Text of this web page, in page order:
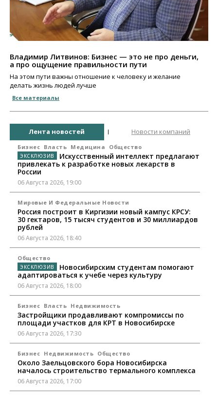
Владимир Литвинов: Бизнес — это не про деньги,
а про ощущение правильности пути
На этом пути важны отношение к человеку и желание
делать жизнь людей лучше
Все материалы
Лента новостей Новости компаний
Бизнес Власть Медицина Общество
Искусственный интеллект предлагают
привлекать к разработке новых лекарств в
России
06 Августа 2026, 19:00
Мировые И Федеральные Новости
Россия построит в Киргизии новый кампус КРСУ:
30 гектаров, 15 тысяч студентов и 30 миллиардов
рублей
06 Августа 2026, 18:40
Общество
Новосибирским студентам помогают
адаптироваться к учебе через культуру
06 Августа 2026, 18:00
Бизнес Власть Недвижимость
Застройщики продавливают компромиссы по
площади участков для КРТ в Новосибирске
06 Августа 2026, 17:30
Бизнес Недвижимость Общество
Около Заельцовского бора Новосибирска
началось строительство термального комплекса
06 Августа 2026, 17:00